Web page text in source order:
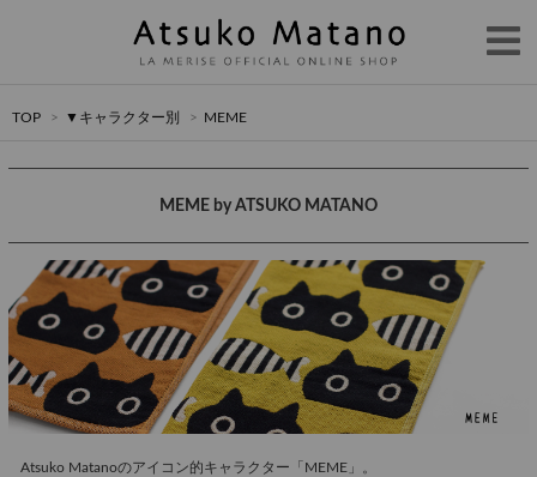
TOP > ▼キャラクター別 > MEME
MEME by ATSUKO MATANO
Atsuko Matanoのアイコン的キャラクター「MEME」。